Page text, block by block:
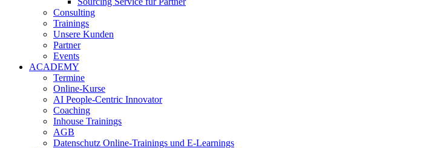
Consulting
Trainings
Unsere Kunden
Partner
Events
ACADEMY
Termine
Online-Kurse
AI People-Centric Innovator
Coaching
Inhouse Trainings
AGB
Datenschutz Online-Trainings und E-Learnings